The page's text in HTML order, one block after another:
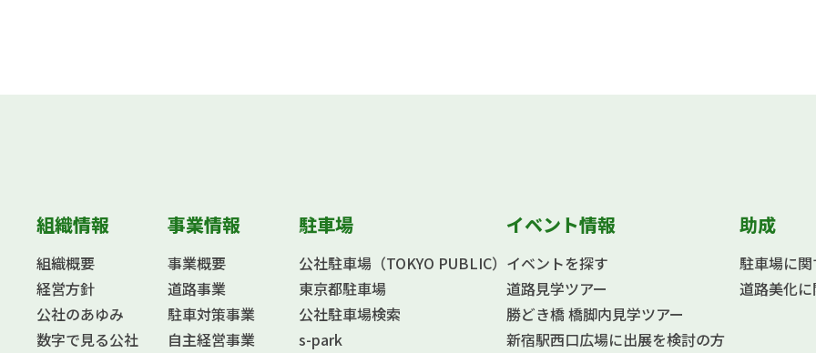
組織情報
組織概要
経営方針
公社のあゆみ
数字で見る公社
事業情報
事業概要
道路事業
駐車対策事業
自主経営事業
駐車場
公社駐車場（TOKYO PUBLIC）
東京都駐車場
公社駐車場検索
s-park
イベント情報
イベントを探す
道路見学ツアー
勝どき橋 橋脚内見学ツアー
新宿駅西口広場に出展を検討の方
助成
駐車場に
道路美化